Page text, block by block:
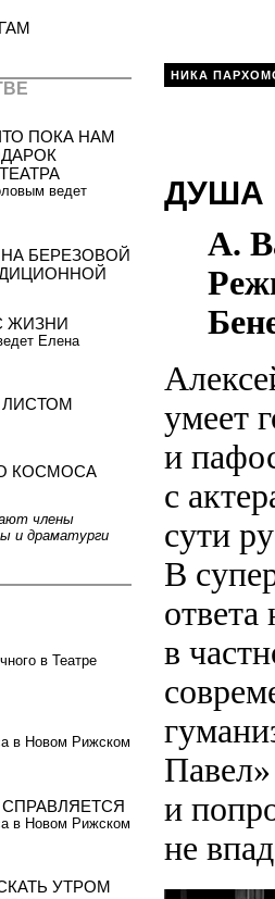
НИКА
ДУША
А.
умеет
и
с
сути
В
в
и
не
ПОКА НАМ
ведет
БЕРЕЗОВОЙ
ЖИЗНИ
Елена
ЛИСТОМ
КОСМОСА
члены
и драматурги
в Театре
в Новом Рижском
в Новом Рижском
УТРОМ